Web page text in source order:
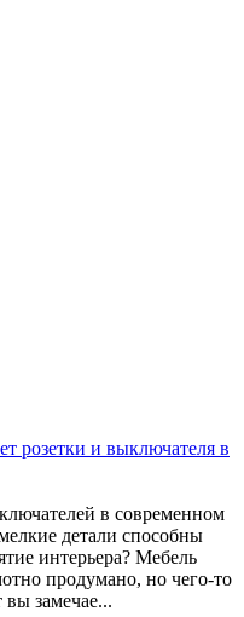
розетки и выключателя в
в современном
детали способны
интерьера? Мебель
продумано, но чего-то
замечае...